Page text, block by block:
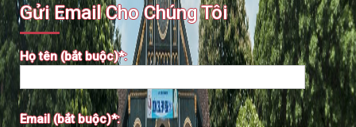
Gửi Email Cho Chúng Tôi
Họ tên (bắt buộc)*:
Email (bắt buộc)*: